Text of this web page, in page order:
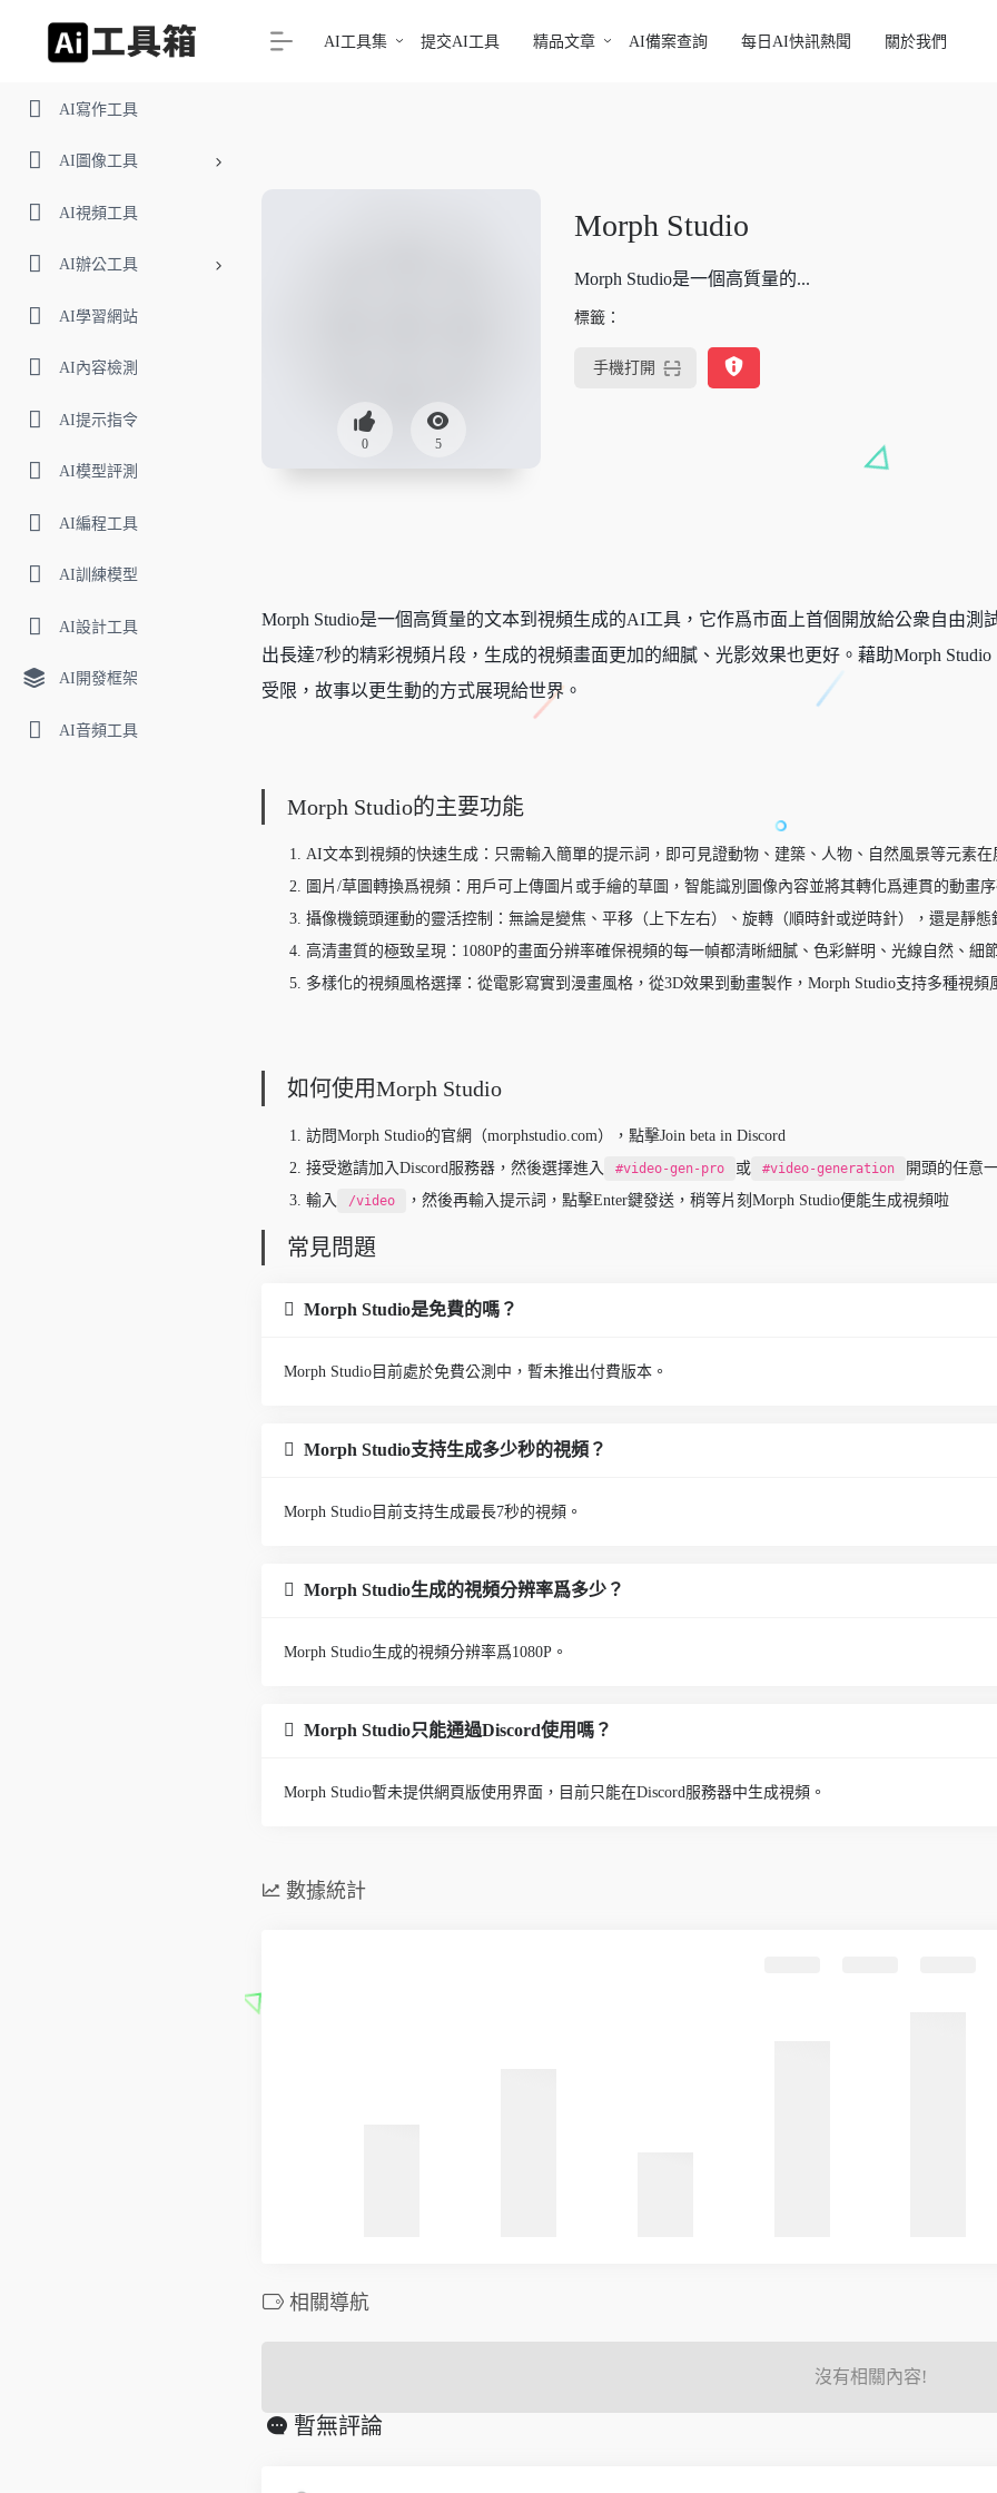
AI寫作工具
AI圖像工具
AI視頻工具
AI辦公工具
AI學習網站
AI內容檢測
AI提示指令
AI模型評測
AI編程工具
AI訓練模型
AI設計工具
AI開發框架
AI音頻工具
AI工具集 提交AI工具 精品文章 AI備案查詢 每日AI快訊熱聞 關於我們
0 5
Morph Studio
Morph Studio是一個高質量的...
標籤：
手機打開
Morph Studio是一個高質量的文本到視頻生成的AI工具，它作爲市面上首個開放給公衆自由
出長達7秒的精彩視頻片段，生成的視頻畫面更加的細膩、光影效果也更好。藉助Morph
受限，故事以更生動的方式展現給世界。
Morph Studio的主要功能
AI文本到視頻的快速生成：只需輸入簡單的提示詞，即可見證動物、建築、人物、自然風景等元素
圖片/草圖轉換爲視頻：用戶可上傳圖片或手繪的草圖，智能識別圖像內容並將其轉化爲連貫的動畫
攝像機鏡頭運動的靈活控制：無論是變焦、平移（上下左右）、旋轉（順時針或逆時針），還是靜
高清畫質的極致呈現：1080P的畫面分辨率確保視頻的每一幀都清晰細膩、色彩鮮明、光線自然、細
多樣化的視頻風格選擇：從電影寫實到漫畫風格，從3D效果到動畫製作，Morph Studio支持多種視
如何使用Morph Studio
訪問Morph Studio的官網（morphstudio.com），點擊Join beta in Discord
接受邀請加入Discord服務器，然後選擇進入
#video-gen-pro 或 #video-generation
開頭的任意
輸入
/video ，然後再輸入提示詞，點擊Enter鍵發送，稍等片刻Morph Studio便能生成視頻啦
常見問題
Morph Studio是免費的嗎？
Morph Studio目前處於免費公測中，暫未推出付費版本。
Morph Studio支持生成多少秒的視頻？
Morph Studio目前支持生成最長7秒的視頻。
Morph Studio生成的視頻分辨率爲多少？
Morph Studio生成的視頻分辨率爲1080P。
Morph Studio只能通過Discord使用嗎？
Morph Studio暫未提供網頁版使用界面，目前只能在Discord服務器中生成視頻。
數據統計
相關導航
沒有相關內容!
暫無評論